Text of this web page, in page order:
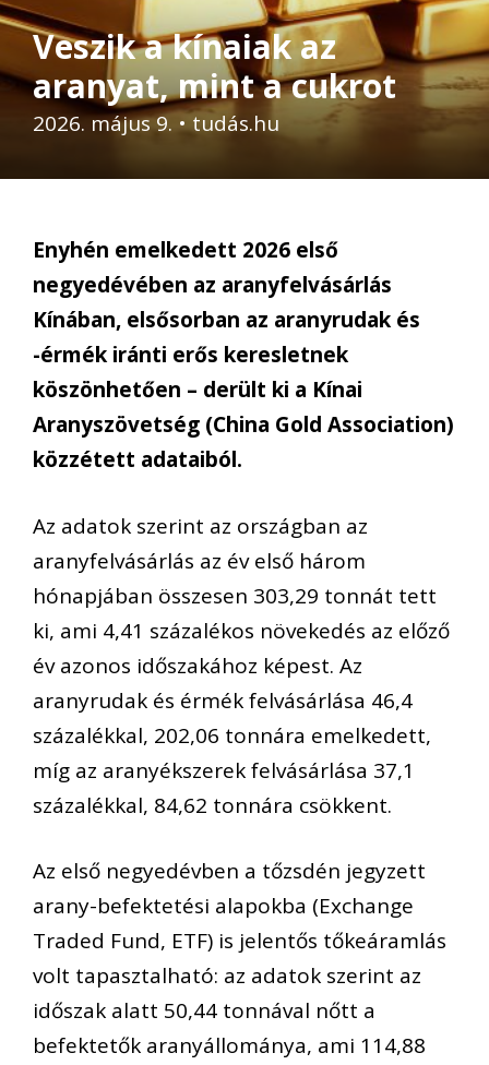
Veszik a kínaiak az
aranyat, mint a cukrot
2026. május 9. •tudás.hu
Enyhén emelkedett 2026 első
negyedévében az aranyfelvásárlás
Kínában, elsősorban az aranyrudak és
-érmék iránti erős keresletnek
köszönhetően – derült ki a Kínai
Aranyszövetség (China Gold Association)
közzétett adataiból.
Az adatok szerint az országban az
aranyfelvásárlás az év első három
hónapjában összesen 303,29 tonnát tett
ki, ami 4,41 százalékos növekedés az előző
év azonos időszakához képest. Az
aranyrudak és érmék felvásárlása 46,4
százalékkal, 202,06 tonnára emelkedett,
míg az aranyékszerek felvásárlása 37,1
százalékkal, 84,62 tonnára csökkent.
Az első negyedévben a tőzsdén jegyzett
arany-befektetési alapokba (Exchange
Traded Fund, ETF) is jelentős tőkeáramlás
volt tapasztalható: az adatok szerint az
időszak alatt 50,44 tonnával nőtt a
befektetők aranyállománya, ami 114,88